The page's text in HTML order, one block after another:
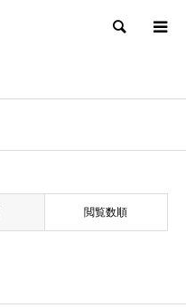
検索
閲覧数順